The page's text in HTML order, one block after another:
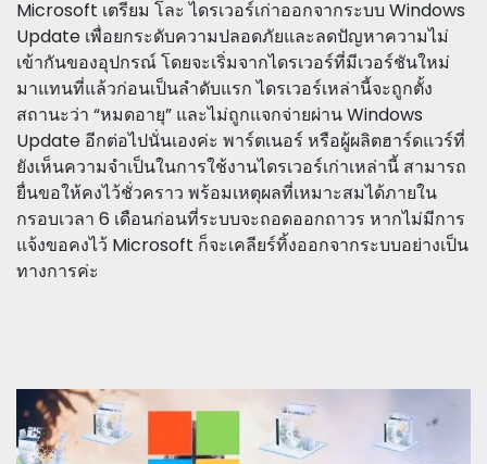
Microsoft เตรียม โละ ไดรเวอร์เก่าออกจากระบบ Windows
Update เพื่อยกระดับความปลอดภัยและลดปัญหาความไม่
เข้ากันของอุปกรณ์ โดยจะเริ่มจากไดรเวอร์ที่มีเวอร์ชันใหม่
มาแทนที่แล้วก่อนเป็นลำดับแรก ไดรเวอร์เหล่านี้จะถูกตั้ง
สถานะว่า “หมดอายุ” และไม่ถูกแจกจ่ายผ่าน Windows
Update อีกต่อไปนั่นเองค่ะ พาร์ตเนอร์ หรือผู้ผลิตฮาร์ดแวร์ที่
ยังเห็นความจำเป็นในการใช้งานไดรเวอร์เก่าเหล่านี้ สามารถ
ยื่นขอให้คงไว้ชั่วคราว พร้อมเหตุผลที่เหมาะสมได้ภายใน
กรอบเวลา 6 เดือนก่อนที่ระบบจะถอดออกถาวร หากไม่มีการ
แจ้งขอคงไว้ Microsoft ก็จะเคลียร์ทิ้งออกจากระบบอย่างเป็น
ทางการค่ะ